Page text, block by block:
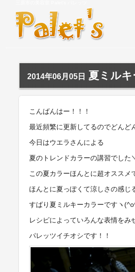
2014年06月05日 夏ミルキ
こんばんはー！！！
最近頻繁に更新してるのでどんど
今日はウエラさんによる
夏のトレンドカラーの講習でした
この夏カラーほんとに超オススメ
ほんとに夏っぽくて涼しさの感じ
すばり夏ミルキーカラーですヽ
レシピによっていろんな表情をみ
パレッツイチオシです！！